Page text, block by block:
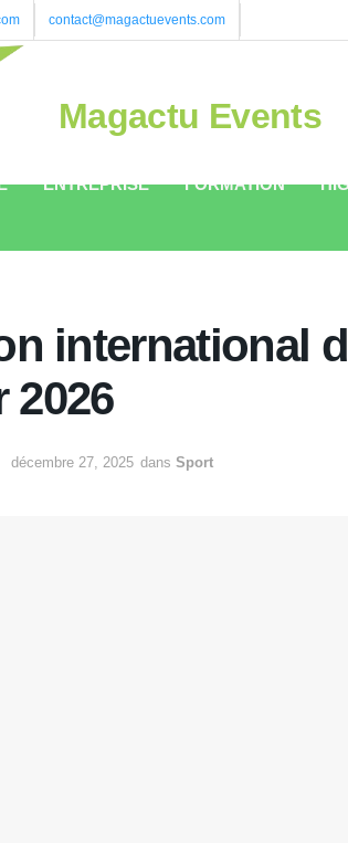
contact@magactuevents.com
Magactu Events
ENTREPRISE FORMATION
international
2026
décembre 27, 2025 dans Sport